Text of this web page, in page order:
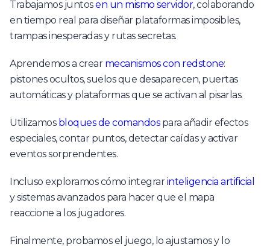
Trabajamos juntosen un mismo servidor, colaborando
en tiempo real para diseñar plataformas imposibles,
trampas inesperadas y rutas secretas.
Aprendemos a crear mecanismos con redstone:
pistones ocultos, suelos que desaparecen, puertas
automáticas y plataformas que se activan al pisarlas.
Utilizamos bloques de comandospara añadir efectos
especiales, contar puntos, detectar caídas y activar
eventos sorprendentes.
Incluso exploramos cómo integrarinteligencia artificial
y sistemas avanzados para hacer que el mapa
reaccione a los jugadores.
Finalmente, probamos el juego, lo ajustamos y lo